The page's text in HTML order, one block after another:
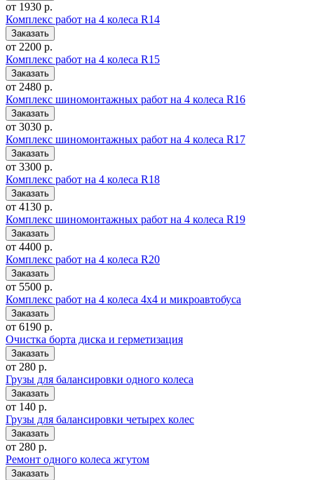
от 1930 р.
Комплекс работ на 4 колеса R14
от 2200 р.
Комплекс работ на 4 колеса R15
от 2480 р.
Комплекс шиномонтажных работ на 4 колеса R16
от 3030 р.
Комплекс шиномонтажных работ на 4 колеса R17
от 3300 р.
Комплекс работ на 4 колеса R18
от 4130 р.
Комплекс шиномонтажных работ на 4 колеса R19
от 4400 р.
Комплекс работ на 4 колеса R20
от 5500 р.
Комплекс работ на 4 колеса 4x4 и микроавтобуса
от 6190 р.
Очистка борта диска и герметизация
от 280 р.
Грузы для балансировки одного колеса
от 140 р.
Грузы для балансировки четырех колес
от 280 р.
Ремонт одного колеса жгутом